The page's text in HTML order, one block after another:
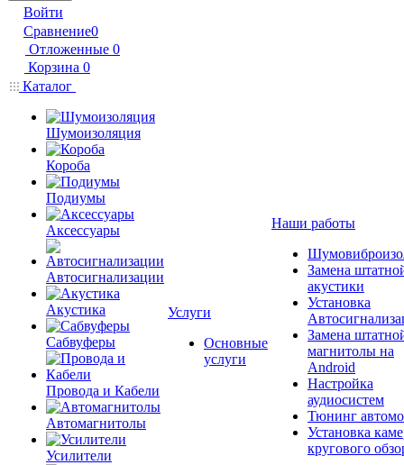
Войти
Сравнение0
Отложенные 0
Корзина 0
Каталог
Шумоизоляция
Короба
Подиумы
Аксессуары
Автосигнализации
Акустика
Сабвуферы
Провода и Кабели
Автомагнитолы
Усилители
Услуги
Основные
услуги
Наши работы
Замена
акустики
Установка
Замена
магнитолы на
Android
Настройка
аудиосистем
Тюнинг
Установка
кругового